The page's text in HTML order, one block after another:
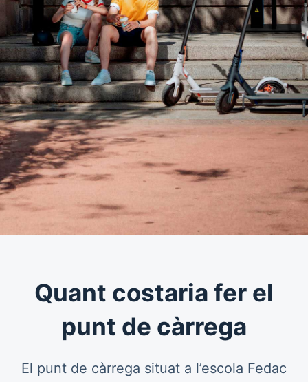
Quant costaria fer el
punt de càrrega
El punt de càrrega situat a l’escola Fedac